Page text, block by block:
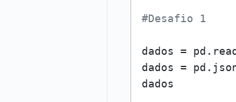
#Desafio 1
dados =
dados =
dados